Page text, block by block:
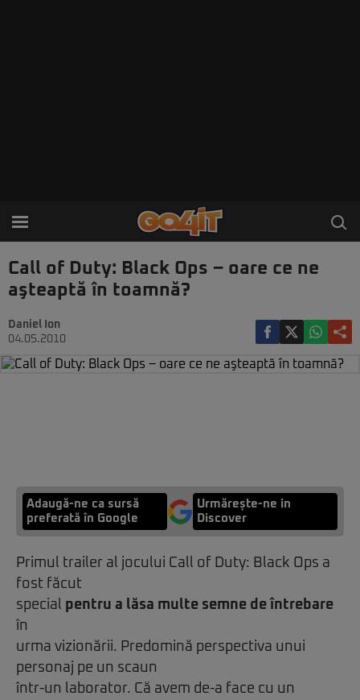
Call of Duty: Black Ops – oare ce ne
aşteaptă în toamnă?
Daniel Ion
04.05.2010
Adaugă-ne ca sursă
preferată în Google
Urmărește-ne in
Discover
Primul trailer al jocului Call of Duty: Black Ops a
fost făcut
special pentru a lăsa multe semne de întrebare
în
urma vizionării. Predomină perspectiva unui
personaj pe un scaun
într-un laborator. Că avem de-a face cu un